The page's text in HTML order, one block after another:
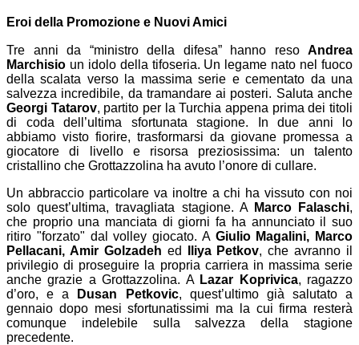
Eroi della Promozione e Nuovi Amici
Tre anni da “ministro della difesa” hanno reso Andrea
Marchisio un idolo della tifoseria. Un legame nato nel fuoco
della scalata verso la massima serie e cementato da una
salvezza incredibile, da tramandare ai posteri. Saluta anche
Georgi Tatarov, partito per la Turchia appena prima dei titoli
di coda dell’ultima sfortunata stagione. In due anni lo
abbiamo visto fiorire, trasformarsi da giovane promessa a
giocatore di livello e risorsa preziosissima: un talento
cristallino che Grottazzolina ha avuto l’onore di cullare.
Un abbraccio particolare va inoltre a chi ha vissuto con noi
solo quest’ultima, travagliata stagione. A Marco Falaschi,
che proprio una manciata di giorni fa ha annunciato il suo
ritiro "forzato" dal volley giocato. A Giulio Magalini, Marco
Pellacani, Amir Golzadeh ed Iliya Petkov, che avranno il
privilegio di proseguire la propria carriera in massima serie
anche grazie a Grottazzolina. A Lazar Koprivica, ragazzo
d’oro, e a
Dusan Petkovic, quest’ultimo già salutato a
gennaio dopo mesi sfortunatissimi ma la cui firma resterà
comunque indelebile sulla salvezza della stagione
precedente.